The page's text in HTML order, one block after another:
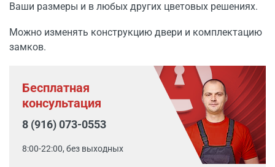
Ваши размеры и в любых других цветовых решениях.
Можно изменять конструкцию двери и комплектацию
замков.
Бесплатная
консультация
8 (916) 073-0553
8:00-22:00, без выходных